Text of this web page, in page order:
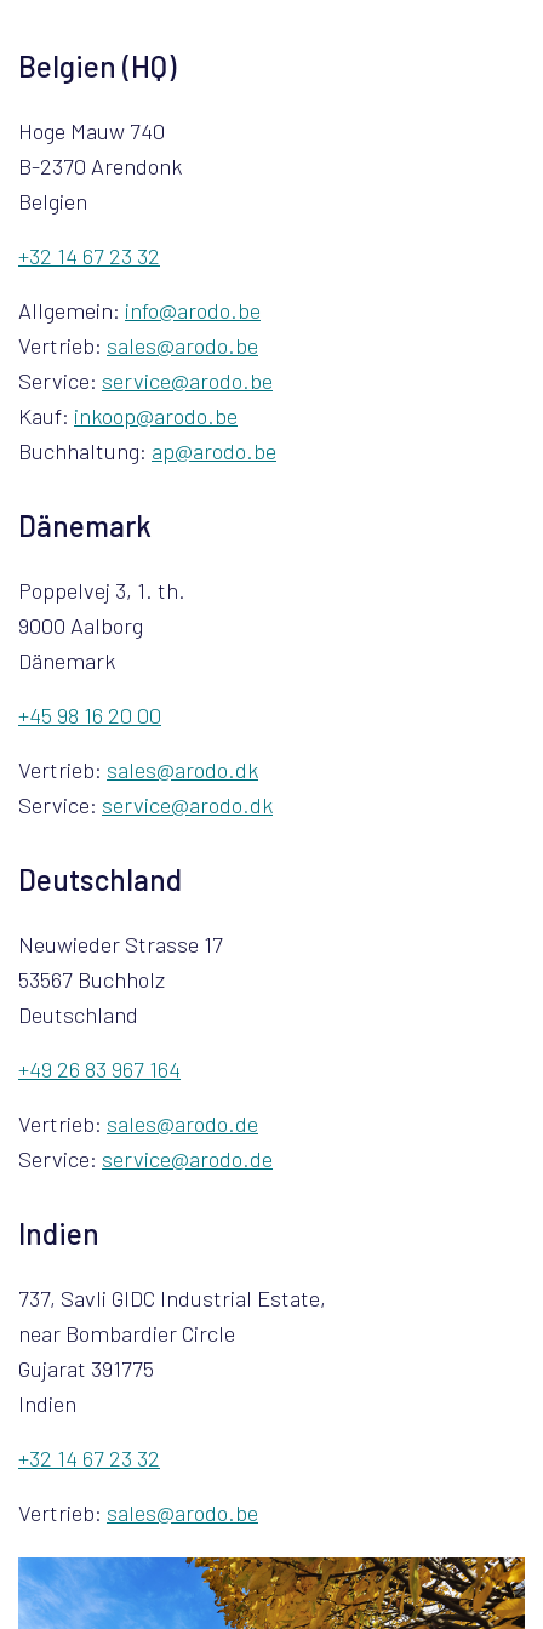
Belgien (HQ)
Hoge Mauw 740
B-2370 Arendonk
Belgien
+32 14 67 23 32
Allgemein: info@arodo.be
Vertrieb: sales@arodo.be
Service: service@arodo.be
Kauf: inkoop@arodo.be
Buchhaltung: ap@arodo.be
Dänemark
Poppelvej 3, 1. th.
9000 Aalborg
Dänemark
+45 98 16 20 00
Vertrieb: sales@arodo.dk
Service: service@arodo.dk
Deutschland
Neuwieder Strasse 17
53567 Buchholz
Deutschland
+49 26 83 967 164
Vertrieb: sales@arodo.de
Service: service@arodo.de
Indien
737, Savli GIDC Industrial Estate,
near Bombardier Circle
Gujarat 391775
Indien
+32 14 67 23 32
Vertrieb: sales@arodo.be